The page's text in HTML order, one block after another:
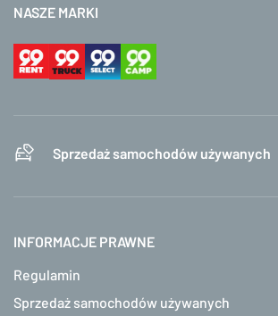
NASZE MARKI
Sprzedaż samochodów używanych
INFORMACJE PRAWNE
Regulamin
Sprzedaż samochodów używanych